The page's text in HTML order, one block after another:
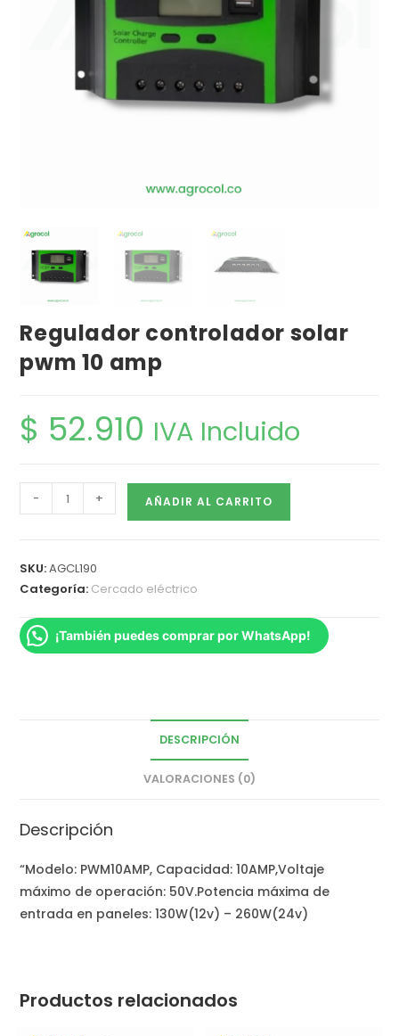
Regulador controlador solar
pwm 10 amp
$ 52.910 IVA Incluido
- + AÑADIR AL CARRITO
SKU:AGCL190
Categoría: Cercado eléctrico
¡También puedes comprar por WhatsApp!
DESCRIPCIÓN
VALORACIONES (0)
Descripción
“Modelo: PWM10AMP, Capacidad: 10AMP,Voltaje
máximo de operación: 50V.Potencia máxima de
entrada en paneles: 130W(12v) – 260W(24v)
Productos relacionados